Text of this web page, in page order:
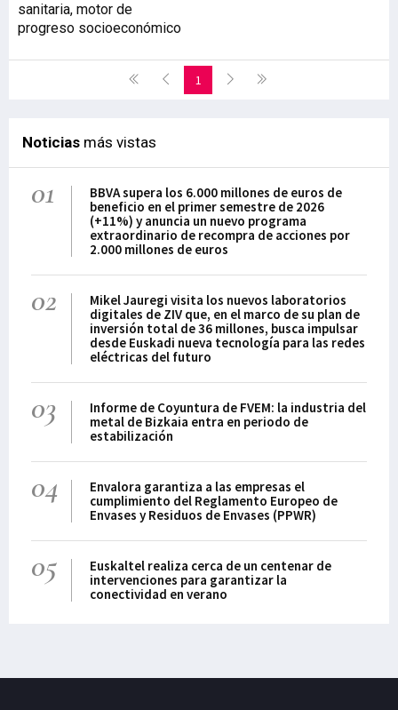
desarrollo económico del
entorno, como han
como área prioritaria el
binomio biociencias-salud.
En realidad, el reto
consiste en establecer el
ecosistema, y su modus
operandi, que conecte a
investigadores e
investigadoras, empresas,
inversores, clín
sanitaria, motor de
progreso socioeconómico
1
Noticias más vistas
01
BBVA supera los 6.000 millones de euros de
beneficio en el primer semestre de 2026
(+11%) y anuncia un nuevo programa
extraordinario de recompra de acciones por
2.000 millones de euros
02
Mikel Jauregi visita los nuevos laboratorios
digitales de ZIV que, en el marco de su plan de
inversión total de 36 millones, busca impulsar
desde Euskadi nueva tecnología para las redes
eléctricas del futuro
03
Informe de Coyuntura de FVEM: la industria del
metal de Bizkaia entra en periodo de
estabilización
04
Envalora garantiza a las empresas el
cumplimiento del Reglamento Europeo de
Envases y Residuos de Envases (PPWR)
05
Euskaltel realiza cerca de un centenar de
intervenciones para garantizar la
conectividad en verano